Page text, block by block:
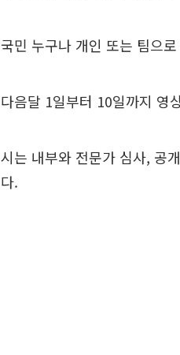
국민 누구나 개인 또는 팀으
다음달 1일부터 10일까지 영
시는 내부와 전문가 심사, 공
다.